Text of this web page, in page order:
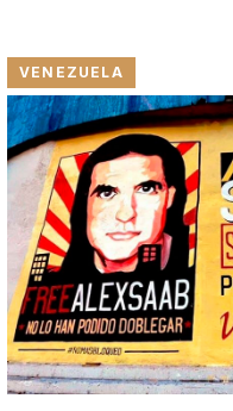
VENEZUELA